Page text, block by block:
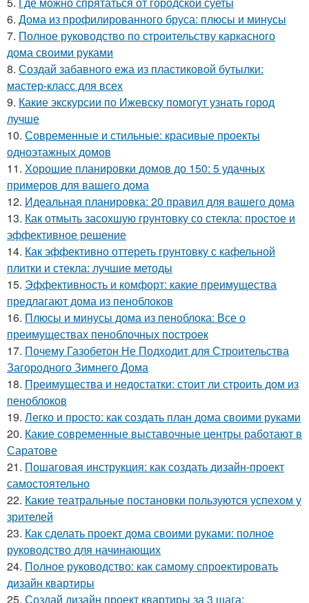
6. Дома из профилированного бруса: плюсы и минусы
7. Полное руководство по строительству каркасного
дома своими руками
8. Создай забавного ежа из пластиковой бутылки:
мастер-класс для всех
9. Какие экскурсии по Ижевску помогут узнать город
лучше
10. Современные и стильные: красивые проекты
одноэтажных домов
11. Хорошие планировки домов до 150: 5 удачных
примеров для вашего дома
12. Идеальная планировка: 20 правил для вашего дома
13. Как отмыть засохшую грунтовку со стекла: простое и
эффективное решение
14. Как эффективно оттереть грунтовку с кафельной
плитки и стекла: лучшие методы
15. Эффективность и комфорт: какие преимущества
предлагают дома из пеноблоков
16. Плюсы и минусы дома из пеноблока: Все о
преимуществах пеноблочных построек
17. Почему Газобетон Не Подходит для Строительства
Загородного Зимнего Дома
18. Преимущества и недостатки: стоит ли строить дом из
пеноблоков
19. Легко и просто: как создать план дома своими руками
20. Какие современные выставочные центры работают в
Саратове
21. Пошаговая инструкция: как создать дизайн-проект
самостоятельно
22. Какие театральные постановки пользуются успехом у
зрителей
23. Как сделать проект дома своими руками: полное
руководство для начинающих
24. Полное руководство: как самому спроектировать
дизайн квартиры
25. Создай дизайн проект квартиры за 3 шага: